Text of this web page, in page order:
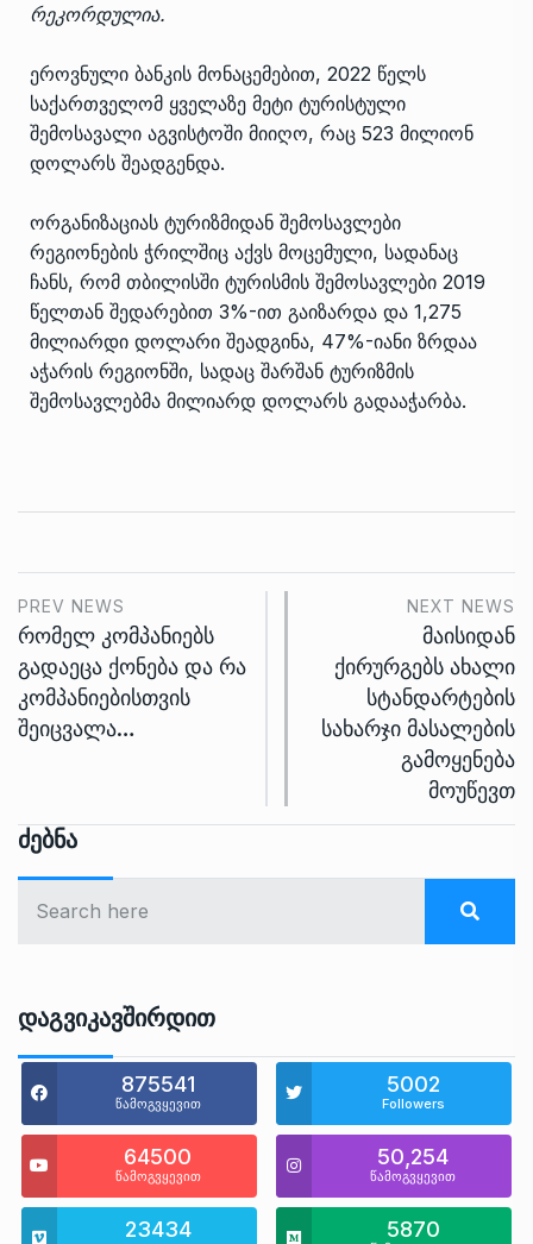
რეკორდულია.
ეროვნული ბანკის მონაცემებით, 2022 წელს
საქართველომ ყველაზე მეტი ტურისტული
შემოსავალი აგვისტოში მიიღო, რაც 523 მილიონ
დოლარს შეადგენდა.
ორგანიზაციას ტურიზმიდან შემოსავლები
რეგიონების ჭრილშიც აქვს მოცემული, სადანაც
ჩანს, რომ თბილისში ტურისმის შემოსავლები 2019
წელთან შედარებით 3%-ით გაიზარდა და 1,275
მილიარდი დოლარი შეადგინა, 47%-იანი ზრდაა
აჭარის რეგიონში, სადაც შარშან ტურიზმის
შემოსავლებმა მილიარდ დოლარს გადააჭარბა.
PREV NEWS
რომელ კომპანიებს
გადაეცა ქონება და რა
კომპანიებისთვის
შეიცვალა…
NEXT NEWS
მაისიდან
ქირურგებს ახალი
სტანდარტების
სახარჯი მასალების
გამოყენება
მოუწევთ
Ძებნა
Დაგვიკავშირდით
875541
წამოგვყევით
5002
Followers
64500
წამოგვყევით
50,254
წამოგვყევით
23434 5870